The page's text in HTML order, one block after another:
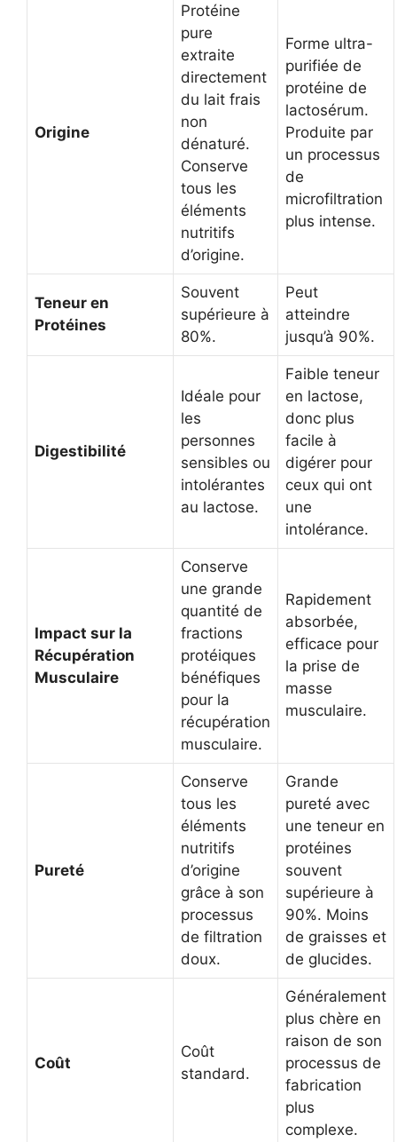
Origine
Protéine
pure
extraite
directement
du lait frais
non
dénaturé.
Conserve
tous les
éléments
nutritifs
d’origine.
Forme ultra-
purifiée de
protéine de
lactosérum.
Produite par
un processus
de
microfiltration
plus intense.
Teneur en
Protéines
Souvent
supérieure à
80%.
Peut
atteindre
jusqu’à 90%.
Digestibilité
Idéale pour
les
personnes
sensibles ou
intolérantes
au lactose.
Faible teneur
en lactose,
donc plus
facile à
digérer pour
ceux qui ont
une
intolérance.
Impact sur la
Récupération
Musculaire
Conserve
une grande
quantité de
fractions
protéiques
bénéfiques
pour la
récupération
musculaire.
Rapidement
absorbée,
efficace pour
la prise de
masse
musculaire.
Pureté
Conserve
tous les
éléments
nutritifs
d’origine
grâce à son
processus
de filtration
doux.
Grande
pureté avec
une teneur en
protéines
souvent
supérieure à
90%. Moins
de graisses et
de glucides.
Coût
Coût
standard.
Généralement
plus chère en
raison de son
processus de
fabrication
plus
complexe.